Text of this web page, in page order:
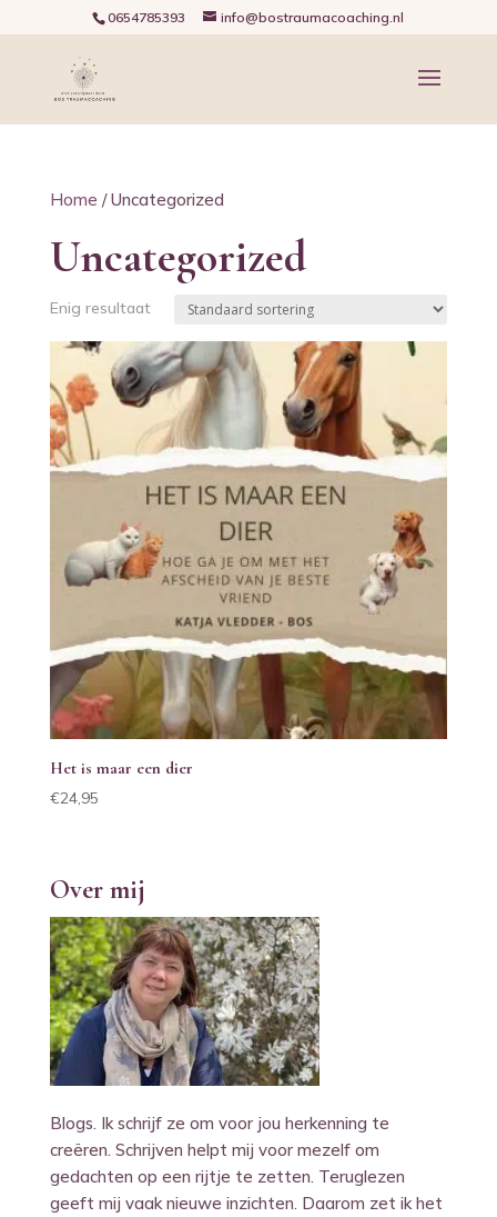
0654785393 info@bostraumacoaching.nl
Home / Uncategorized
Uncategorized
Enig resultaat
Het is maar een dier
€24,95
Over mij
Blogs. Ik schrijf ze om voor jou herkenning te
creëren. Schrijven helpt mij voor mezelf om
gedachten op een rijtje te zetten. Teruglezen
geeft mij vaak nieuwe inzichten. Daarom zet ik het